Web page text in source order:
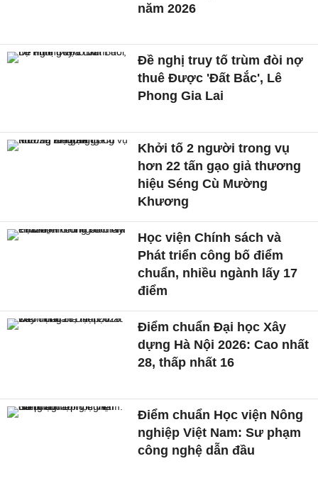
năm 2026
Đề nghị truy tố trùm đòi nợ
thuê Được 'Đất Bắc', Lê
Phong Gia Lai
Khởi tố 2 người trong vụ
hơn 22 tấn gạo giả thương
hiệu Séng Cù Mường
Khương
Học viện Chính sách và
Phát triển công bố điểm
chuẩn, nhiều ngành lấy 17
điểm
Điểm chuẩn Đại học Xây
dựng Hà Nội 2026: Cao nhất
28, thấp nhất 16
Điểm chuẩn Học viện Nông
nghiệp Việt Nam: Sư phạm
công nghệ dẫn đầu